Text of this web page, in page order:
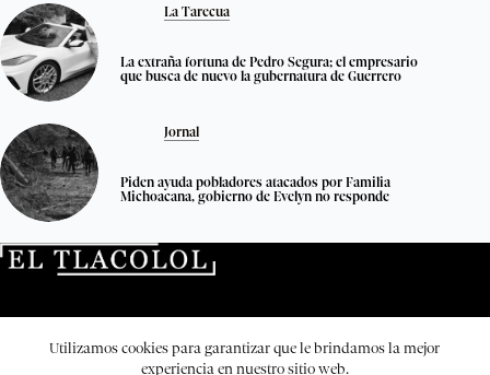
Utilizamos cookies para garantizar que le brindamos la mejor
experiencia en nuestro sitio web.
La Tarecua
La extraña fortuna de Pedro Segura; el empresario
que busca de nuevo la gubernatura de Guerrero
Jornal
Piden ayuda pobladores atacados por Familia
Michoacana, gobierno de Evelyn no responde
El Tlacolol © 2026. Todos los derechos reservados.